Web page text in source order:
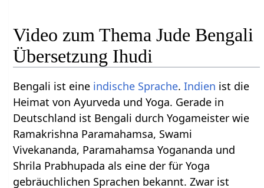
Video zum Thema Jude Bengali
Übersetzung Ihudi
Bengali ist eine indische Sprache.Indien ist die
Heimat von Ayurveda und Yoga. Gerade in
Deutschland ist Bengali durch Yogameister wie
Ramakrishna Paramahamsa, Swami
Vivekananda, Paramahamsa Yogananda und
Shrila Prabhupada als eine der für Yoga
gebräuchlichen Sprachen bekannt. Zwar ist